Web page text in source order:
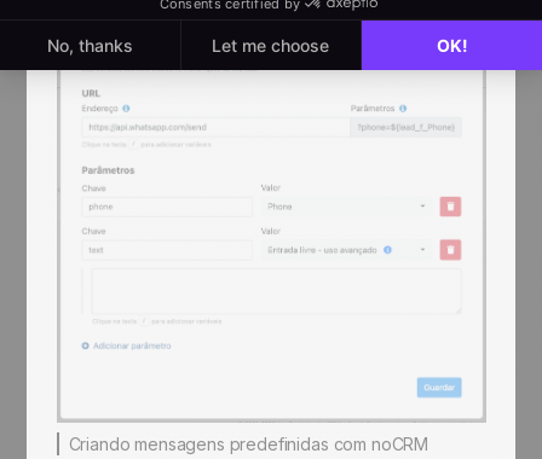
Criando mensagens predefinidas com noCRM